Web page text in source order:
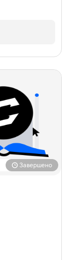
Завершено